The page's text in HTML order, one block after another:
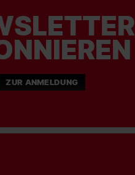
ZUR ANMELDUNG